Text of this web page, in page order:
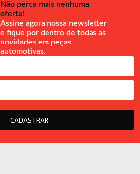
Não perca mais nenhuma
oferta!
Assine agora nossa newsletter
e fique por dentro de todas as
novidades em peças
automotivas.
CADASTRAR